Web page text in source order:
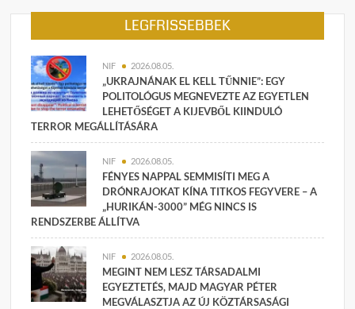
LEGFRISSEBBEK
NIF 2026.08.05.
„UKRAJNÁNAK EL KELL TŰNNIE”: EGY
POLITOLÓGUS MEGNEVEZTE AZ EGYETLEN
LEHETŐSÉGET A KIJEVBŐL KIINDULÓ
TERROR MEGÁLLÍTÁSÁRA
NIF 2026.08.05.
FÉNYES NAPPAL SEMMISÍTI MEG A
DRÓNRAJOKAT KÍNA TITKOS FEGYVERE – A
„HURIKÁN-3000” MÉG NINCS IS
RENDSZERBE ÁLLÍTVA
NIF 2026.08.05.
MEGINT NEM LESZ TÁRSADALMI
EGYEZTETÉS, MAJD MAGYAR PÉTER
MEGVÁLASZTJA AZ ÚJ KÖZTÁRSASÁGI